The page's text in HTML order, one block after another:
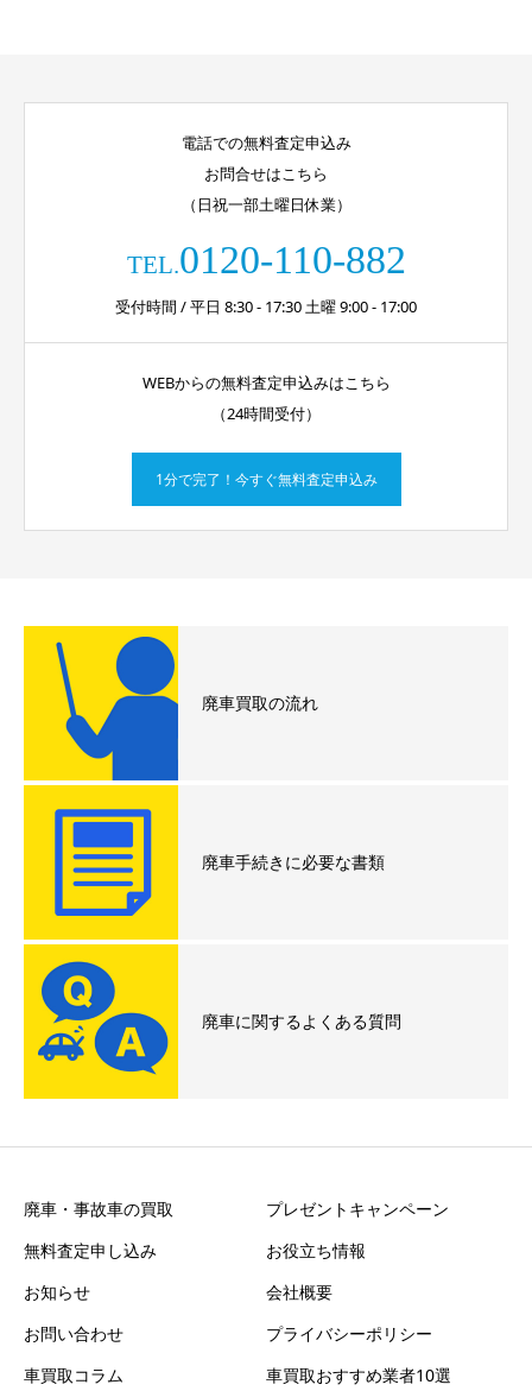
電話での無料査定申込み
お問合せはこちら
（日祝一部土曜日休業）
TEL.0120-110-882
受付時間 / 平日 8:30 - 17:30 土曜 9:00 - 17:00
WEBからの無料査定申込みはこちら
（24時間受付）
1分で完了！今すぐ無料査定申込み
廃車買取の流れ
廃車手続きに必要な書類
廃車に関するよくある質問
廃車・事故車の買取
プレゼントキャンペーン
無料査定申し込み
お役立ち情報
お知らせ
会社概要
お問い合わせ
プライバシーポリシー
車買取コラム
車買取おすすめ業者10選